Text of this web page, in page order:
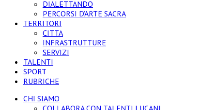
DIALETTANDO
PERCORSI D’ARTE SACRA
TERRITORI
CITTA
INFRASTRUTTURE
SERVIZI
TALENTI
SPORT
RUBRICHE
CHI SIAMO
COLLABORA CON TALENTI LUCANI